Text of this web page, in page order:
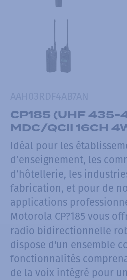
CP185 (UHF 435-
MDC/QCII 16CH
Idéal pour les
d’enseignement, les
d’hôtellerie, les
fabrication, et pour de
applications
Motorola CP?185 vous
radio bidirectionnelle
dispose d'un ensemble
fonctionnalités
de la voix intégré pour